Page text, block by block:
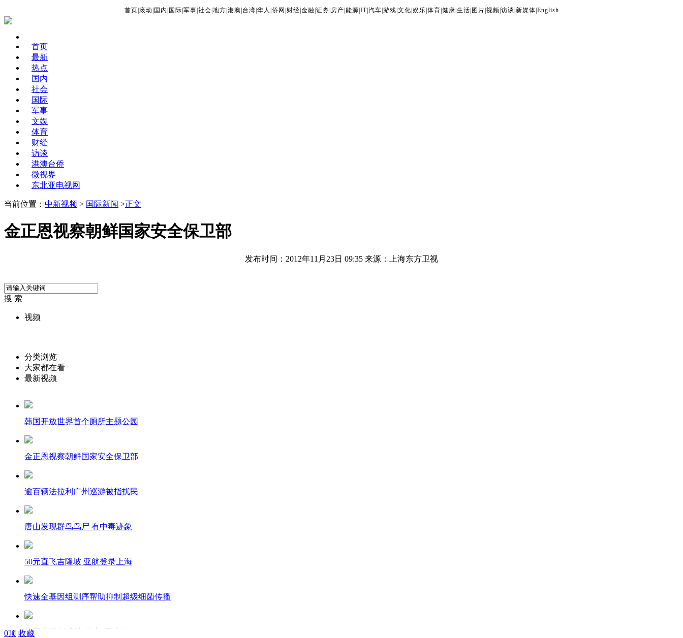
首页 滚动 国内 国际 军事 社会 地方 港澳 台湾 华人 侨网 财经 金融 证券 房产 能源 IT| 汽车 游戏 文化 娱乐 体育 健康 生活 图片 视频 访谈 新媒体 English
首页
最新
热点
国内
社会
国际
军事
文娱
体育
财经
访谈
港澳台侨
微视界
东北亚电视网
当前位置： 中新视频 > 国际新闻 >正文
金正恩视察朝鲜国家安全保卫部
发布时间：2012年11月23日 09:35 来源：上海东方卫视
搜 索
视频
分类浏览
大家都在看
最新视频
韩国开放世界首个厕所主题公园
金正恩视察朝鲜国家安全保卫部
逾百辆法拉利广州巡游被指扰民
唐山发现群鸟鸟尸 有中毒迹象
50元直飞吉隆坡 亚航登录上海
快速全基因组测序帮助抑制超级细菌传播
韩国将再次试射“罗老”号火箭
0顶 收藏